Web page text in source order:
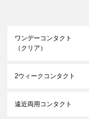
ワンデーコンタクト
（クリア）
2ウィークコンタクト
遠近両用コンタクト